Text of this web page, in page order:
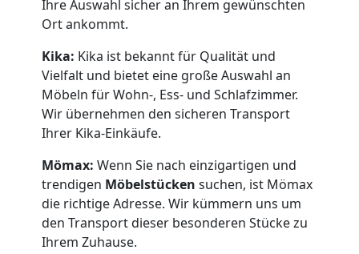
Ihre Auswahl sicher an Ihrem gewünschten
Ort ankommt.
Kika: Kika ist bekannt für Qualität und
Vielfalt und bietet eine große Auswahl an
Möbeln für Wohn-, Ess- und Schlafzimmer.
Wir übernehmen den sicheren Transport
Ihrer Kika-Einkäufe.
Mömax: Wenn Sie nach einzigartigen und
trendigen Möbelstücken suchen, ist Mömax
die richtige Adresse. Wir kümmern uns um
den Transport dieser besonderen Stücke zu
Ihrem Zuhause.